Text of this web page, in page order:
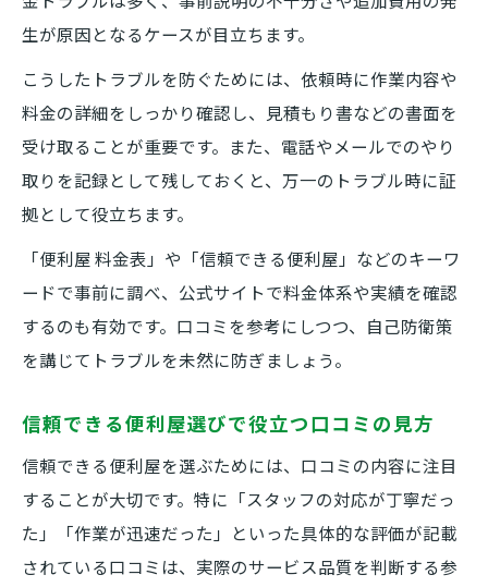
生が原因となるケースが目立ちます。
こうしたトラブルを防ぐためには、依頼時に作業内容や
料金の詳細をしっかり確認し、見積もり書などの書面を
受け取ることが重要です。また、電話やメールでのやり
取りを記録として残しておくと、万一のトラブル時に証
拠として役立ちます。
「便利屋 料金表」や「信頼できる便利屋」などのキーワ
ードで事前に調べ、公式サイトで料金体系や実績を確認
するのも有効です。口コミを参考にしつつ、自己防衛策
を講じてトラブルを未然に防ぎましょう。
信頼できる便利屋選びで役立つ口コミの見方
信頼できる便利屋を選ぶためには、口コミの内容に注目
することが大切です。特に「スタッフの対応が丁寧だっ
た」「作業が迅速だった」といった具体的な評価が記載
されている口コミは、実際のサービス品質を判断する参